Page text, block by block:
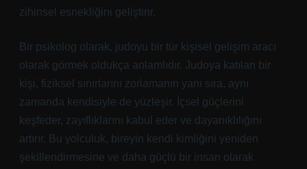
zihinsel esnekliğini geliştirir.
Bir psikolog olarak, judoyu bir tür kişisel gelişim aracı
olarak görmek oldukça anlamlıdır. Judoya katılan bir
kişi, fiziksel sınırlarını zorlamanın yanı sıra, aynı
zamanda kendisiyle de yüzleşir. İçsel güçlerini
keşfeder, zayıflıklarını kabul eder ve dayanıklılığını
artırır. Bu yolculuk, bireyin kendi kimliğini yeniden
şekillendirmesine ve daha güçlü bir insan olarak